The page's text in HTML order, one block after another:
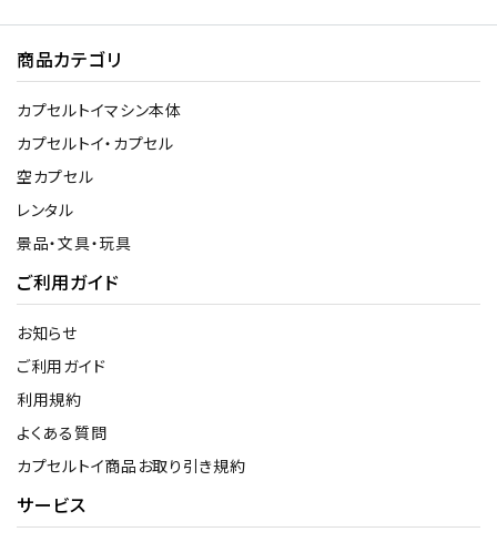
商品カテゴリ
カプセルトイマシン本体
カプセルトイ・カプセル
空カプセル
レンタル
景品・文具・玩具
ご利用ガイド
お知らせ
ご利用ガイド
利用規約
よくある質問
カプセルトイ商品お取り引き規約
サービス